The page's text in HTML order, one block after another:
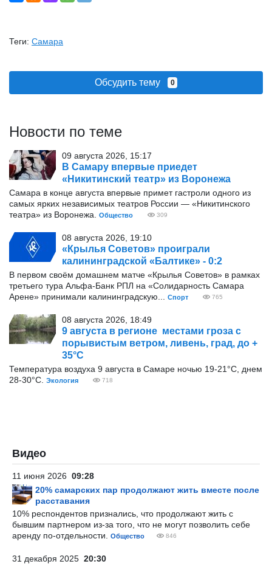
Теги: Самара
Обсудить тему 0
Новости по теме
09 августа 2026, 15:17
В Самару впервые приедет
«Никитинский театр» из Воронежа
Самара в конце августа впервые примет гастроли одного из
самых ярких независимых театров России — «Никитинского
театра» из Воронежа.
Общество 309
08 августа 2026, 19:10
«Крылья Советов» проиграли
калининградской «Балтике» - 0:2
В первом своём домашнем матче «Крылья Советов» в рамках
третьего тура Альфа-Банк РПЛ на «Солидарность Самара
Арене» принимали калининградскую...
Спорт 765
08 августа 2026, 18:49
9 августа в регионе местами гроза с
порывистым ветром, ливень, град, до +
35°С
Температура воздуха 9 августа в Самаре ночью 19-21°С, днем
28-30°С.
Экология 718
Видео
11 июня 2026 09:28
20% самарских пар продолжают жить вместе после
расставания
10% респондентов признались, что продолжают жить с
бывшим партнером из-за того, что не могут позволить себе
аренду по-отдельности.
Общество 846
31 декабря 2025 20:30